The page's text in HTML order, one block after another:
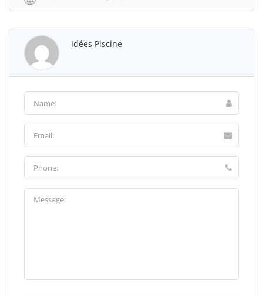
Idées Piscine